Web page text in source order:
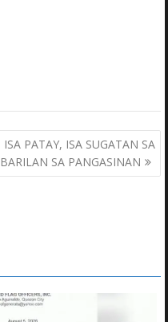
ISA PATAY, ISA SUGATAN SA
BARILAN SA PANGASINAN